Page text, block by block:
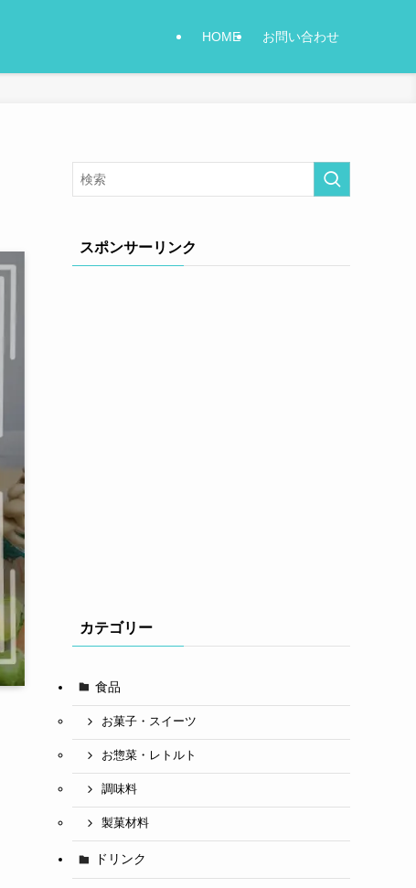
HOME お問い合わせ
スポンサーリンク
カテゴリー
食品
お菓子・スイーツ
お惣菜・レトルト
調味料
製菓材料
ドリンク